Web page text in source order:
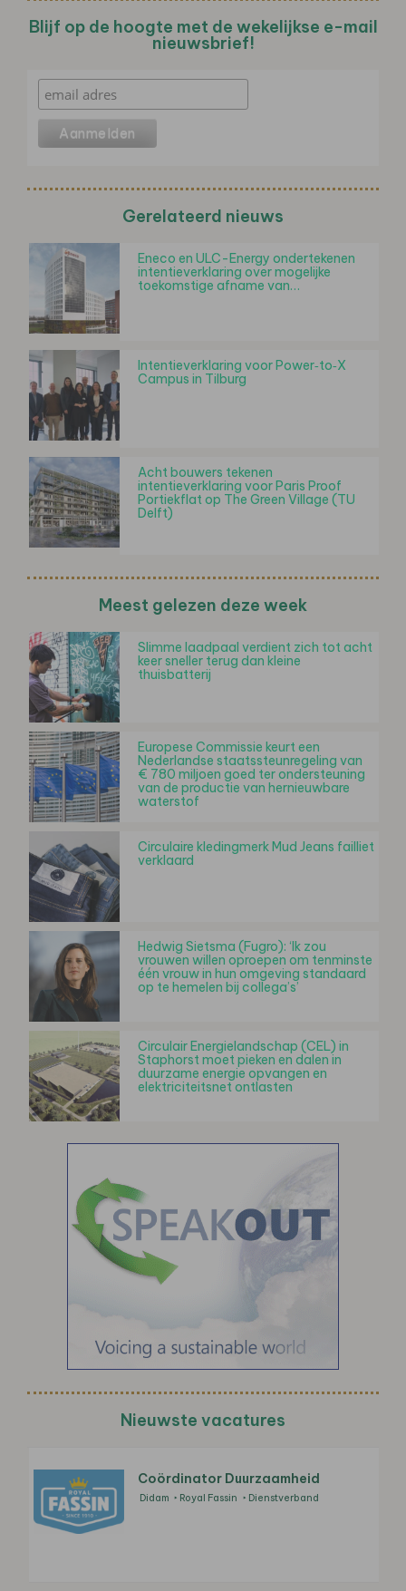
Blijf op de hoogte met de wekelijkse e-mail
nieuwsbrief!
Gerelateerd nieuws
Eneco en ULC-Energy ondertekenen
intentieverklaring over mogelijke
toekomstige afname van…
Intentieverklaring voor Power‑to‑X
Campus in Tilburg
Acht bouwers tekenen
intentieverklaring voor Paris Proof
Portiekflat op The Green Village (TU
Delft)
Meest gelezen deze week
Slimme laadpaal verdient zich tot acht
keer sneller terug dan kleine
thuisbatterij
Europese Commissie keurt een
Nederlandse staatssteunregeling van
€ 780 miljoen goed ter ondersteuning
van de productie van hernieuwbare
waterstof
Circulaire kledingmerk Mud Jeans failliet
verklaard
Hedwig Sietsma (Fugro): ‘Ik zou
vrouwen willen oproepen om tenminste
één vrouw in hun omgeving standaard
op te hemelen bij collega’s’
Circulair Energielandschap (CEL) in
Staphorst moet pieken en dalen in
duurzame energie opvangen en
elektriciteitsnet ontlasten
Nieuwste vacatures
Coördinator Duurzaamheid
Didam Royal Fassin Dienstverband